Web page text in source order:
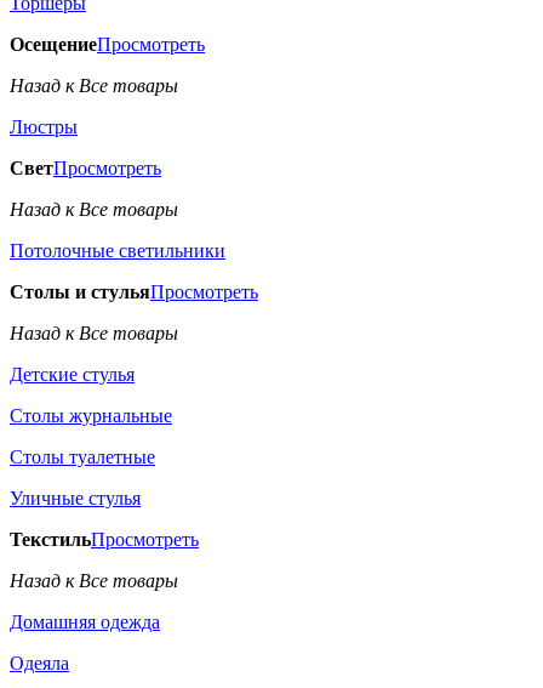
ОсещениеПросмотреть
Назад к Все товары
Люстры
СветПросмотреть
Назад к Все товары
Потолочные светильники
Столы и стульяПросмотреть
Назад к Все товары
Детские стулья
Столы журнальные
Столы туалетные
Уличные стулья
ТекстильПросмотреть
Назад к Все товары
Домашняя одежда
Одеяла